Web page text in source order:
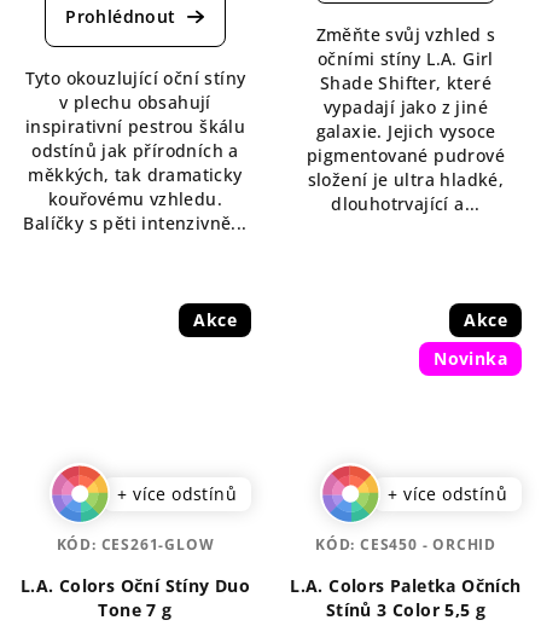
produktu
z
5
hvězdiček.
Tyto okouzlující oční stíny
v plechu obsahují
inspirativní pestrou škálu
odstínů jak přírodních a
měkkých, tak dramaticky
kouřovému vzhledu.
Balíčky s pěti intenzivně...
z
5
hvězdiček.
Změňte svůj vzhled s
očními stíny L.A. Girl
Shade Shifter, které
vypadají jako z jiné
galaxie. Jejich vysoce
pigmentované pudrové
složení je ultra hladké,
dlouhotrvající a...
Akce
+ více odstínů
L.A. Colors Oční Stíny Duo
Tone 7 g
KÓD: CES261-GLOW
Akce
Novinka
+ více odstínů
L.A. Colors Paletka Očních
Stínů 3 Color 5,5 g
KÓD: CES450 - ORCHID